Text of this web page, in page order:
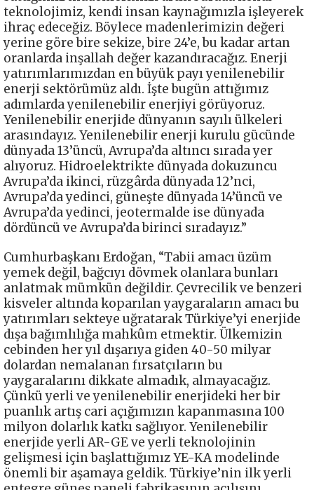
teknolojimiz, kendi insan kaynağımızla işleyerek
ihraç edeceğiz. Böylece madenlerimizin değeri
yerine göre bire sekize, bire 24’e, bu kadar artan
oranlarda inşallah değer kazandıracağız. Enerji
yatırımlarımızdan en büyük payı yenilenebilir
enerji sektörümüz aldı. İşte bugün attığımız
adımlarda yenilenebilir enerjiyi görüyoruz.
Yenilenebilir enerjide dünyanın sayılı ülkeleri
arasındayız. Yenilenebilir enerji kurulu gücünde
dünyada 13’üncü, Avrupa’da altıncı sırada yer
alıyoruz. Hidroelektrikte dünyada dokuzuncu
Avrupa’da ikinci, rüzgârda dünyada 12’nci,
Avrupa’da yedinci, güneşte dünyada 14’üncü ve
Avrupa’da yedinci, jeotermalde ise dünyada
dördüncü ve Avrupa’da birinci sıradayız.”
Cumhurbaşkanı Erdoğan, “Tabii amacı üzüm
yemek değil, bağcıyı dövmek olanlara bunları
anlatmak mümkün değildir. Çevrecilik ve benzeri
kisveler altında koparılan yaygaraların amacı bu
yatırımları sekteye uğratarak Türkiye’yi enerjide
dışa bağımlılığa mahkûm etmektir. Ülkemizin
cebinden her yıl dışarıya giden 40-50 milyar
dolardan nemalanan fırsatçıların bu
yaygaralarını dikkate almadık, almayacağız.
Çünkü yerli ve yenilenebilir enerjideki her bir
puanlık artış cari açığımızın kapanmasına 100
milyon dolarlık katkı sağlıyor. Yenilenebilir
enerjide yerli AR-GE ve yerli teknolojinin
gelişmesi için başlattığımız YE-KA modelinde
önemli bir aşamaya geldik. Türkiye’nin ilk yerli